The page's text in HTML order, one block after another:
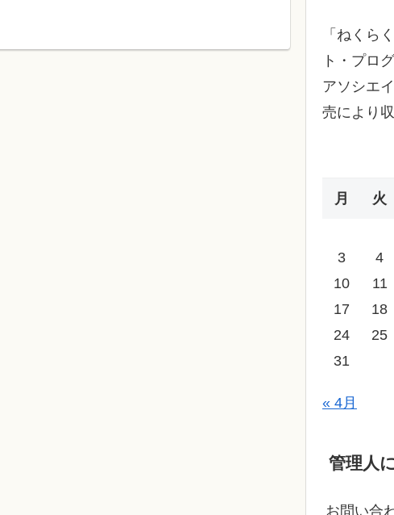
「ねくら
ト・プロ
アソシエ
売により
月 火
3
4
10
11
17
18
24
25
31
« 4月
管理人
お問い合